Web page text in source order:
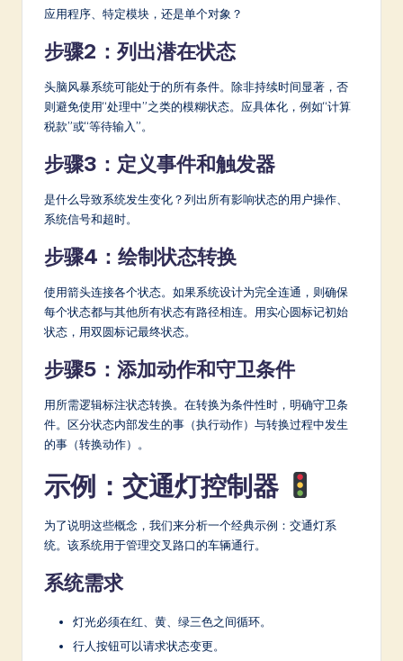
应用程序、特定模块，还是单个对象？
步骤2：列出潜在状态
头脑风暴系统可能处于的所有条件。除非持续时间显著，否
则避免使用“处理中”之类的模糊状态。应具体化，例如“计算
税款”或“等待输入”。
步骤3：定义事件和触发器
是什么导致系统发生变化？列出所有影响状态的用户操作、
系统信号和超时。
步骤4：绘制状态转换
使用箭头连接各个状态。如果系统设计为完全连通，则确保
每个状态都与其他所有状态有路径相连。用实心圆标记初始
状态，用双圆标记最终状态。
步骤5：添加动作和守卫条件
用所需逻辑标注状态转换。在转换为条件性时，明确守卫条
件。区分状态内部发生的事（执行动作）与转换过程中发生
的事（转换动作）。
示例：交通灯控制器
为了说明这些概念，我们来分析一个经典示例：交通灯系
统。该系统用于管理交叉路口的车辆通行。
系统需求
灯光必须在红、黄、绿三色之间循环。
行人按钮可以请求状态变更。